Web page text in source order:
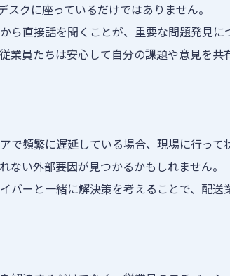
クに座っているだけではありません。
直接話を聞くことが、重要な問題発見に
業員たちは安心して自分の課題や意見を共
で頻繁に遅延している場合、現場に行って
い外部要因が見つかるかもしれません。
バーと一緒に解決策を考えることで、配送